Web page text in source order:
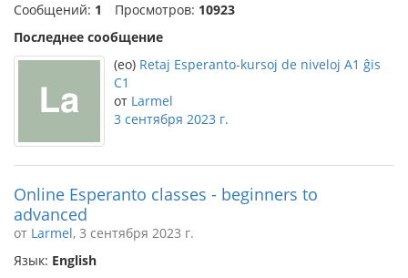
Сообщений: 1 Просмотров: 10923
Последнее сообщение
(eo) Retaj Esperanto-kursoj de niveloj A1 ĝis
C1
от Larmel
3 сентября 2023 г.
Online Esperanto classes - beginners to
advanced
от Larmel, 3 сентября 2023 г.
Язык: English